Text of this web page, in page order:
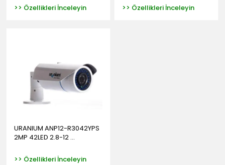
>> Özellikleri İnceleyin
>> Özellikleri İnceleyin
URANIUM ANP12-R3042YPS
2MP 42LED 2.8-12 ...
>> Özellikleri İnceleyin